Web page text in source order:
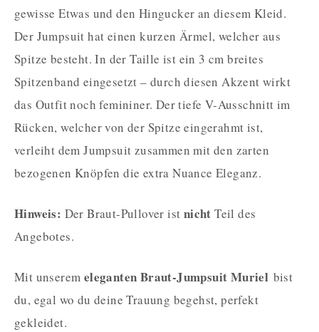
gewisse Etwas und den Hingucker an diesem Kleid.
Der Jumpsuit hat einen kurzen Ärmel, welcher aus
Spitze besteht. In der Taille ist ein 3 cm breites
Spitzenband eingesetzt – durch diesen Akzent wirkt
das Outfit noch femininer. Der tiefe V-Ausschnitt im
Rücken, welcher von der Spitze eingerahmt ist,
verleiht dem Jumpsuit zusammen mit den zarten
bezogenen Knöpfen die extra Nuance Eleganz.
Hinweis: Der Braut-Pullover ist nicht Teil des
Angebotes.
Mit unserem eleganten Braut-Jumpsuit Muriel bist
du, egal wo du deine Trauung begehst, perfekt
gekleidet.